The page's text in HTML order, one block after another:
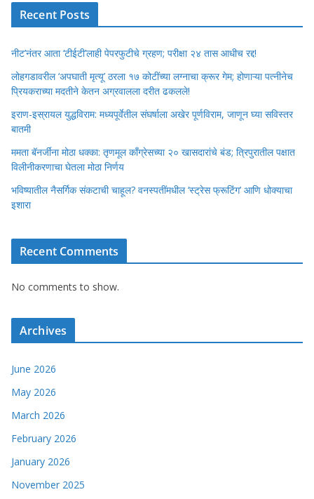
Recent Posts
नीट’नंतर आता ‘टीईटी’लाही पेपरफुटीचे ग्रहण; परीक्षा २४ तास आधीच रद्द!
लोहगडावरील ‘अपघाती मृत्यू’ ठरला १७ कोटींच्या लग्नाचा क्रूर गेम; होणाऱ्या पत्नीनेच
प्रियकराच्या मदतीने केतन अग्रवालला दरीत ढकलले!
इराण-इस्रायल युद्धविराम: मध्यपूर्वेतील संघर्षाला अखेर पूर्णविराम, जाणून घ्या सविस्तर
बातमी
ममता बॅनर्जींना मोठा धक्का: तृणमूल काँग्रेसच्या २० खासदारांचे बंड; त्रिपुरातील पक्षात
विलीनीकरणाचा घेतला मोठा निर्णय
भविष्यातील नैसर्गिक संकटाची चाहूल? वनस्पतींमधील ‘स्ट्रेस फ्रूटिंग’ आणि धोक्याचा
इशारा
Recent Comments
No comments to show.
Archives
June 2026
May 2026
March 2026
February 2026
January 2026
November 2025